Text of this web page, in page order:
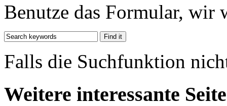
Benutze das Formular, wir
Falls die Suchfunktion
Weitere interessante